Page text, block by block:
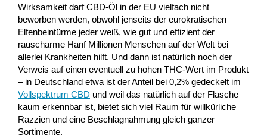
Wirksamkeit darf CBD-Öl in der EU vielfach nicht
beworben werden, obwohl jenseits der eurokratischen
Elfenbeintürme jeder weiß, wie gut und effizient der
rauscharme Hanf Millionen Menschen auf der Welt bei
allerlei Krankheiten hilft. Und dann ist natürlich noch der
Verweis auf einen eventuell zu hohen THC-Wert im Produkt
– in Deutschland etwa ist der Anteil bei 0,2% gedeckelt im
Vollspektrum CBD und weil das natürlich auf der Flasche
kaum erkennbar ist, bietet sich viel Raum für willkürliche
Razzien und eine Beschlagnahmung gleich ganzer
Sortimente.